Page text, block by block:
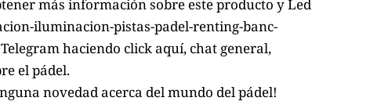
más información sobre este producto y Led
iluminacion-pistas-padel-renting-banc-
haciendo click aquí, chat general,
el pádel.
novedad acerca del mundo del pádel!